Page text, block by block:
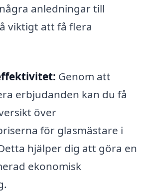
anledningar till
viktigt att få flera
Genom att
erbjudanden kan du få
över
för glasmästare i
hjälper dig att göra en
ekonomisk